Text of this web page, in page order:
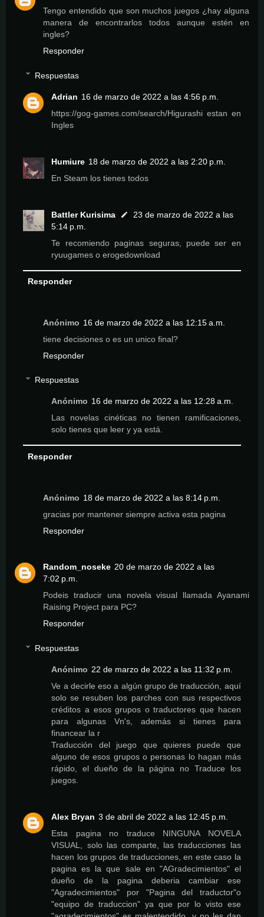
Tengo entendido que son muchos juegos ¿hay alguna
manera de encontrarlos todos aunque estén en
ingles?
Responder
Respuestas
Adrian 16 de marzo de 2022 a las 4:56 p.m.
https://gog-games.com/search/Higurashi estan en
Ingles
Humiure 18 de marzo de 2022 a las 2:20 p.m.
En Steam los tienes todos
Battler Kurisima
23 de marzo de 2022 a las
5:14 p.m.
Te recomiendo paginas seguras, puede ser en
ryuugames o erogedownload
Responder
Anónimo 16 de marzo de 2022 a las 12:15 a.m.
tiene decisiones o es un unico final?
Responder
Respuestas
Anónimo 16 de marzo de 2022 a las 12:28 a.m.
Las novelas cinéticas no tienen ramificaciones,
solo tienes que leer y ya está.
Responder
Anónimo 18 de marzo de 2022 a las 8:14 p.m.
gracias por mantener siempre activa esta pagina
Responder
Random_noseke 20 de marzo de 2022 a las
7:02 p.m.
Podeis traducir una novela visual llamada Ayanami
Raising Project para PC?
Responder
Respuestas
Anónimo 22 de marzo de 2022 a las 11:32 p.m.
Ve a decirle eso a algún grupo de traducción, aquí
solo se resuben los parches con sus respectivos
créditos a esos grupos o traductores que hacen
para algunas Vn's, además si tienes para
financear la r
Traducción del juego que quieres puede que
alguno de esos grupos o personas lo hagan más
rápido, el dueño de la página no Traduce los
juegos.
Alex Bryan 3 de abril de 2022 a las 12:45 p.m.
Esta pagina no traduce NINGUNA NOVELA
VISUAL, solo las comparte, las traducciones las
hacen los grupos de traducciones, en este caso la
pagina es la que sale en "AGradecimientos" el
dueño de la pagina deberia cambiar ese
"Agradecimientos" por "Pagina del traductor"o
"equipo de traduccion" ya que por lo visto ese